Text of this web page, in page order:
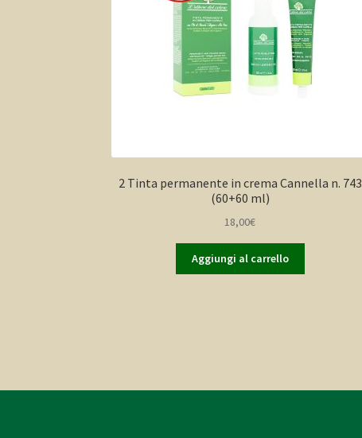
2 Tinta permanente in crema Cannella n. 743
(60+60 ml)
18,00€
Aggiungi al carrello